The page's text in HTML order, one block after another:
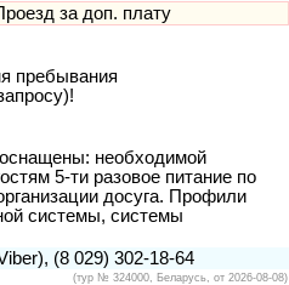
за доп. плату
пребывания
необходимой
5-ти разовое питание по
досуга. Профили
системы, системы
(8 029) 302-18-64
(тур № 324000, Беларусь, от 2026-08-08)